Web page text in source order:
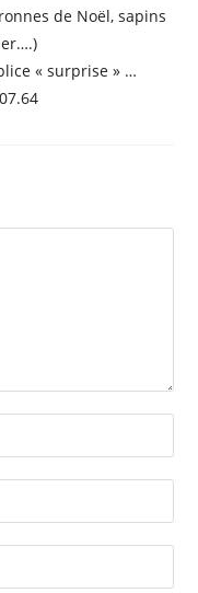
de Noël, sapins
« surprise » …